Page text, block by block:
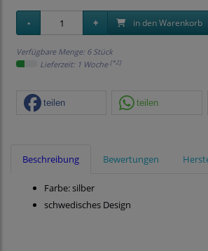
in den Warenkorb
Verfügbare Menge: 6 Stück
Lieferzeit: 1 Woche [*2]
teilen teilen
Beschreibung Bewertungen
Farbe: silber
schwedisches Design